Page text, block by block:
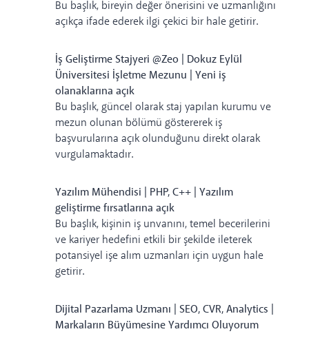
Bu başlık, bireyin değer önerisini ve uzmanlığını
açıkça ifade ederek ilgi çekici bir hale getirir.
İş Geliştirme Stajyeri @Zeo | Dokuz Eylül
Üniversitesi İşletme Mezunu | Yeni iş
olanaklarına açık
Bu başlık, güncel olarak staj yapılan kurumu ve
mezun olunan bölümü göstererek iş
başvurularına açık olunduğunu direkt olarak
vurgulamaktadır.
Yazılım Mühendisi | PHP, C++ | Yazılım
geliştirme fırsatlarına açık
Bu başlık, kişinin iş unvanını, temel becerilerini
ve kariyer hedefini etkili bir şekilde ileterek
potansiyel işe alım uzmanları için uygun hale
getirir.
Dijital Pazarlama Uzmanı | SEO, CVR, Analytics |
Markaların Büyümesine Yardımcı Oluyorum